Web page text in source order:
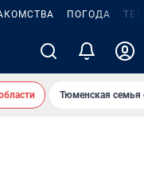
ПОГОДА
Тюменская семья